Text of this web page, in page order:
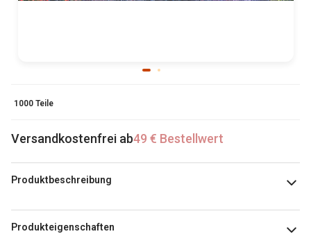
1000 Teile
Versandkostenfrei ab49 € Bestellwert
Produktbeschreibung
Dominic Davison
Produkteigenschaften